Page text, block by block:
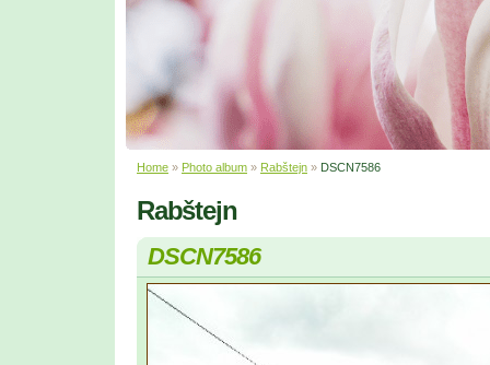
Home » Photo album » Rabštejn » DSCN7586
Rabštejn
DSCN7586